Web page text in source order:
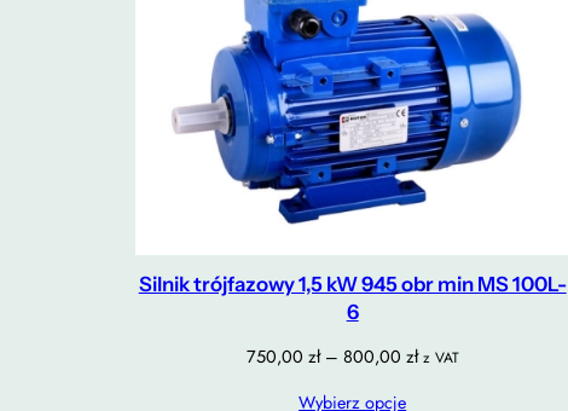
Silnik trójfazowy 1,5 kW 945 obr min MS 100L-
6
750,00 zł – 800,00 złZakres
z VAT
Wybierz opcje